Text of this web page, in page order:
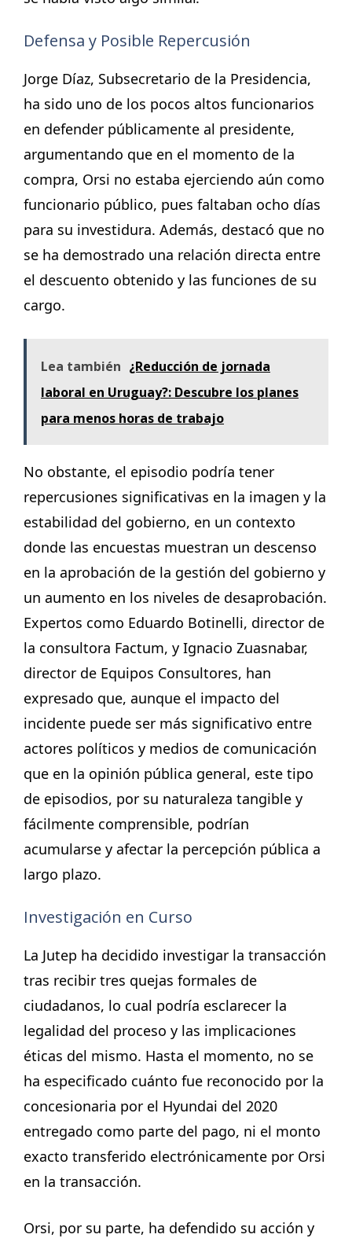
Defensa y Posible Repercusión
Jorge Díaz, Subsecretario de la Presidencia,
ha sido uno de los pocos altos funcionarios
en defender públicamente al presidente,
argumentando que en el momento de la
compra, Orsi no estaba ejerciendo aún como
funcionario público, pues faltaban ocho días
para su investidura. Además, destacó que no
se ha demostrado una relación directa entre
el descuento obtenido y las funciones de su
cargo.
Lea también ¿Reducción de jornada
laboral en Uruguay?: Descubre los planes
para menos horas de trabajo
No obstante, el episodio podría tener
repercusiones significativas en la imagen y la
estabilidad del gobierno, en un contexto
donde las encuestas muestran un descenso
en la aprobación de la gestión del gobierno y
un aumento en los niveles de desaprobación.
Expertos como Eduardo Botinelli, director de
la consultora Factum, y Ignacio Zuasnabar,
director de Equipos Consultores, han
expresado que, aunque el impacto del
incidente puede ser más significativo entre
actores políticos y medios de comunicación
que en la opinión pública general, este tipo
de episodios, por su naturaleza tangible y
fácilmente comprensible, podrían
acumularse y afectar la percepción pública a
largo plazo.
Investigación en Curso
La Jutep ha decidido investigar la transacción
tras recibir tres quejas formales de
ciudadanos, lo cual podría esclarecer la
legalidad del proceso y las implicaciones
éticas del mismo. Hasta el momento, no se
ha especificado cuánto fue reconocido por la
concesionaria por el Hyundai del 2020
entregado como parte del pago, ni el monto
exacto transferido electrónicamente por Orsi
en la transacción.
Orsi, por su parte, ha defendido su acción y